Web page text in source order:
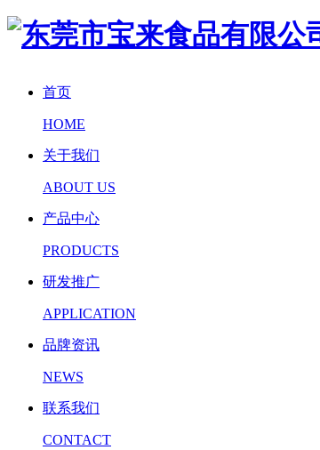
首页
HOME
关于我们
ABOUT US
产品中心
PRODUCTS
研发推广
APPLICATION
品牌资讯
NEWS
联系我们
CONTACT